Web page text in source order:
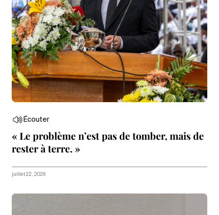
Écouter
« Le problème n’est pas de tomber, mais de
rester à terre. »
juillet 22, 2026